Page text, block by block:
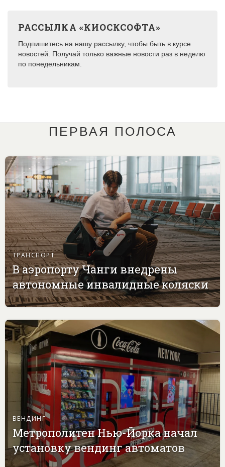
РАССЫЛКА «КИОСКСОФТА»
Подпишитесь на нашу рассылку, чтобы быть в курсе
новостей. Получай только важные новости раз в неделю
по понедельникам.
ПЕРВАЯ ПОЛОСА
ТРАНСПОРТ
В аэропорту Чанги внедрены
автономные инвалидные коляски
ВЕНДИНГ
Метрополитен Нью-Йорка начал
установку вендинг автоматов